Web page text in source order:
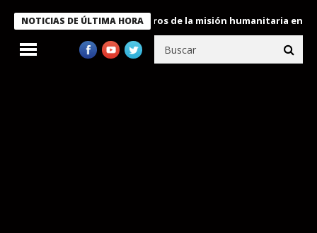
NOTICIAS DE ÚLTIMA HORA
condecora a miembros de la misión humanitaria enviada a